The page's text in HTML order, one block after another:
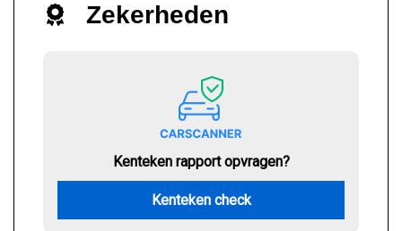
Zekerheden
Kenteken rapport opvragen?
Kenteken check